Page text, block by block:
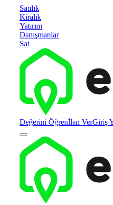
Satılık
Kiralık
Yatırım
Danışmanlar
Sat
Değerini Öğrenİlan VerGiriş